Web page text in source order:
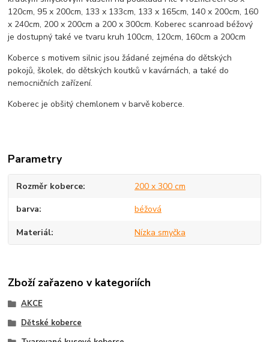
120cm, 95 x 200cm, 133 x 133cm, 133 x 165cm, 140 x 200cm, 160
x 240cm, 200 x 200cm a 200 x 300cm. Koberec scanroad béžový
je dostupný také ve tvaru kruh 100cm, 120cm, 160cm a 200cm
Koberce s motivem silnic jsou žádané zejména do dětských
pokojů, školek, do dětských koutků v kavárnách, a také do
nemocničních zařízení.
Koberec je obšitý chemlonem v barvě koberce.
Parametry
Rozměr koberce 200 x 300 cm
barva béžová
Materiál Nízka smyčka
Zboží zařazeno v kategoriích
AKCE
Dětské koberce